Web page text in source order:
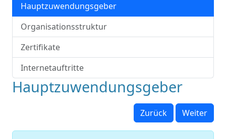
Hauptzuwendungsgeber
Organisationsstruktur
Zertifikate
Internetauftritte
Hauptzuwendungsgeber
Zurück Weiter